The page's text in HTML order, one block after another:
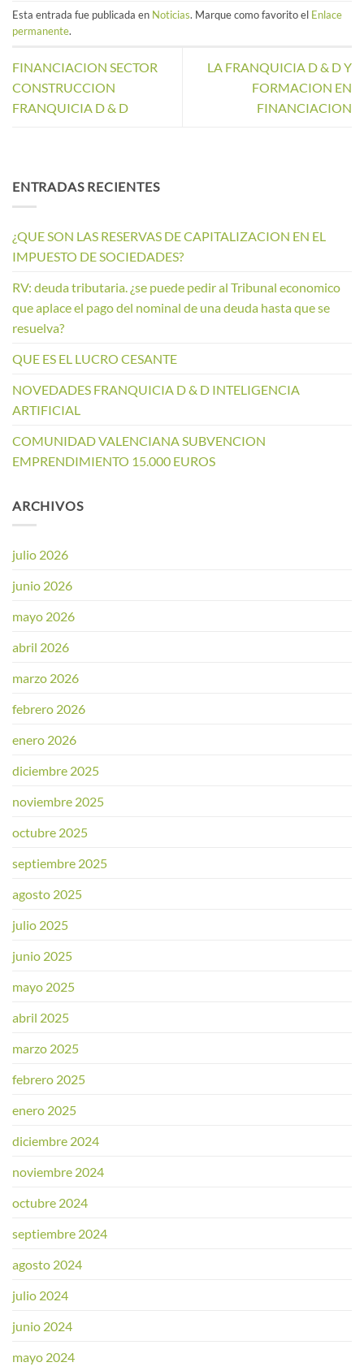
Esta entrada fue publicada en Noticias. Marque como favorito el Enlace
permanente.
FINANCIACION SECTOR
CONSTRUCCION
FRANQUICIA D & D
LA FRANQUICIA D & D Y
FORMACION EN
FINANCIACION
ENTRADAS RECIENTES
¿QUE SON LAS RESERVAS DE CAPITALIZACION EN EL
IMPUESTO DE SOCIEDADES?
RV: deuda tributaria. ¿se puede pedir al Tribunal economico
que aplace el pago del nominal de una deuda hasta que se
resuelva?
QUE ES EL LUCRO CESANTE
NOVEDADES FRANQUICIA D & D INTELIGENCIA
ARTIFICIAL
COMUNIDAD VALENCIANA SUBVENCION
EMPRENDIMIENTO 15.000 EUROS
ARCHIVOS
julio 2026
junio 2026
mayo 2026
abril 2026
marzo 2026
febrero 2026
enero 2026
diciembre 2025
noviembre 2025
octubre 2025
septiembre 2025
agosto 2025
julio 2025
junio 2025
mayo 2025
abril 2025
marzo 2025
febrero 2025
enero 2025
diciembre 2024
noviembre 2024
octubre 2024
septiembre 2024
agosto 2024
julio 2024
junio 2024
mayo 2024